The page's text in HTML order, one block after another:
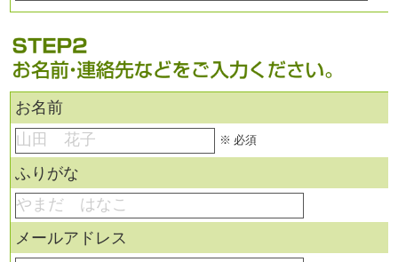
お名前
※ 必須
ふりがな
メールアドレス